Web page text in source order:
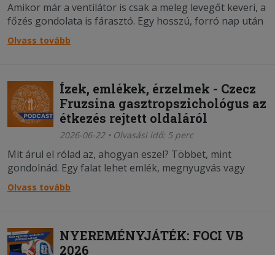
Amikor már a ventilátor is csak a meleg levegőt keveri, a
főzés gondolata is fárasztó. Egy hosszú, forró nap után
senki sem akar a tűzhely mellett állni. A jó hír az, hogy
nem is kell. Ilyenkor nem a bonyolult recepteknek van
Olvass tovább
Ízek, emlékek, érzelmek - Czecz
Fruzsina gasztropszichológus az
étkezés rejtett oldaláról
2026-06-22 • Olvasási idő: 5 perc
Mit árul el rólad az, ahogyan eszel? Többet, mint
gondolnád. Egy falat lehet emlék, megnyugvás vagy
akár egy kimondatlan történet lenyomata – és sokszor
észre sem vesszük, mennyi minden tükröződik vissza a
Olvass tovább
NYEREMÉNYJÁTÉK: FOCI VB
2026